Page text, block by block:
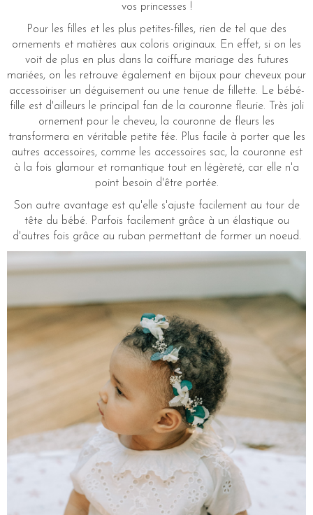
vos princesses !
Pour les filles et les plus petites-filles, rien de tel que des
ornements et matières aux coloris originaux. En effet, si on les
voit de plus en plus dans la coiffure mariage des futures
mariées, on les retrouve également en bijoux pour cheveux pour
accessoiriser un déguisement ou une tenue de fillette. Le bébé-
fille est d'ailleurs le principal fan de la couronne fleurie. Très joli
ornement pour le cheveu, la couronne de fleurs les
transformera en véritable petite fée. Plus facile à porter que les
autres accessoires, comme les accessoires sac, la couronne est
à la fois glamour et romantique tout en légèreté, car elle n'a
point besoin d'être portée.
Son autre avantage est qu'elle s'ajuste facilement au tour de
tête du bébé. Parfois facilement grâce à un élastique ou
d'autres fois grâce au ruban permettant de former un noeud.